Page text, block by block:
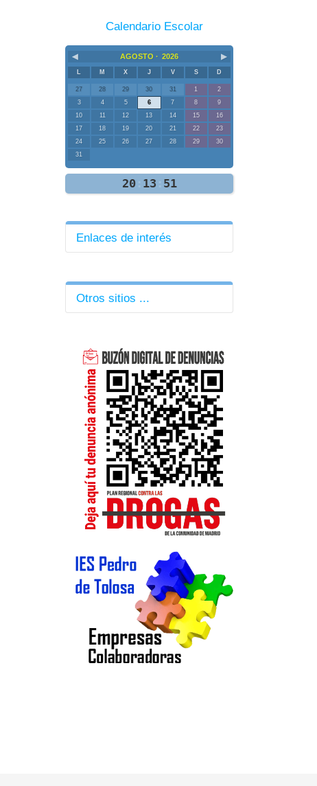
Calendario Escolar
◀ AGOSTO · 2026 ▶
M X J V S D
27 28 29 30 31 1
2
3
4 5 6 7 8
9
10
11 12 13 14 15
16
17
18 19 20 21 22
23
24
25 26 27 28 29
30
31
20: 13 52
Enlaces de interés
Correo EducaMadrid
Formación Profesorado
Otros sitios ...
Kiosco de prensa
Diccionario RAE
WordReference